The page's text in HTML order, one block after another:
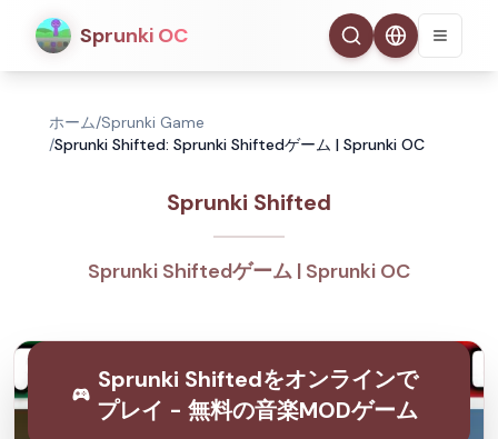
Sprunki OC
ホーム/Sprunki Game
/Sprunki Shifted: Sprunki Shiftedゲーム | Sprunki OC
Sprunki Shifted
Sprunki Shiftedゲーム | Sprunki OC
Sprunki Shiftedをオンラインで
プレイ - 無料の音楽MODゲーム